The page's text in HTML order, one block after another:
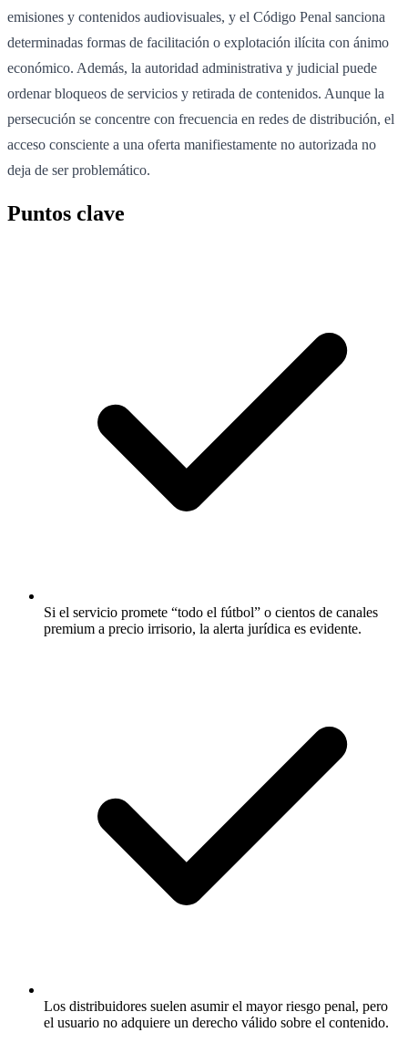
emisiones y contenidos audiovisuales, y el Código Penal sanciona
determinadas formas de facilitación o explotación ilícita con ánimo
económico. Además, la autoridad administrativa y judicial puede
ordenar bloqueos de servicios y retirada de contenidos. Aunque la
persecución se concentre con frecuencia en redes de distribución, el
acceso consciente a una oferta manifiestamente no autorizada no
deja de ser problemático.
Puntos clave
Si el servicio promete “todo el fútbol” o cientos de canales
premium a precio irrisorio, la alerta jurídica es evidente.
Los distribuidores suelen asumir el mayor riesgo penal, pero
el usuario no adquiere un derecho válido sobre el contenido.